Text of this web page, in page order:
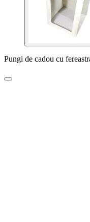
Pungi de cadou cu